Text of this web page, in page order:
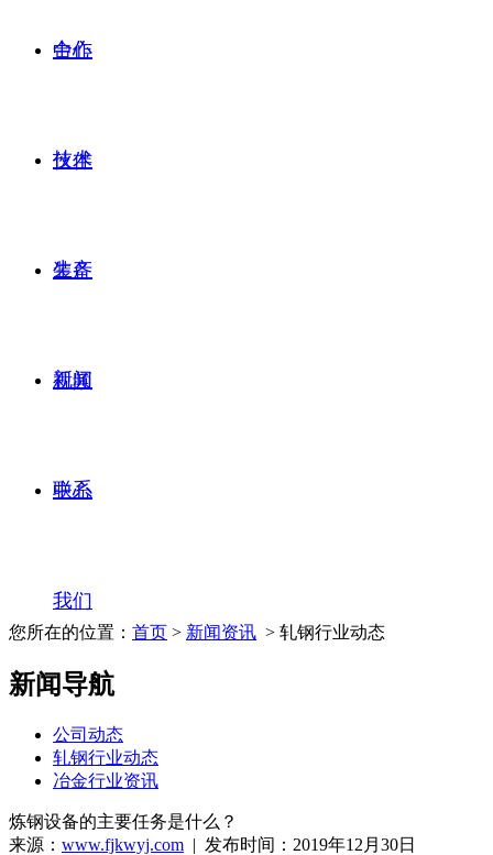
中心
合作
伙伴
技术
装备
生产
视频
新闻
中心
联系
我们
您所在的位置： 首页 > 新闻资讯 > 轧钢行业动态
新闻导航
公司动态
轧钢行业动态
冶金行业资讯
炼钢设备的主要任务是什么？
来源： www.fjkwyj.com | 发布时间：2019年12月30日